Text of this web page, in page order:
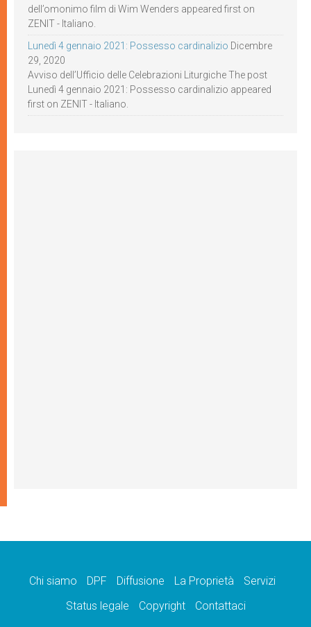
dell’omonimo film di Wim Wenders appeared first on
ZENIT - Italiano.
Lunedì 4 gennaio 2021: Possesso cardinalizio Dicembre
29, 2020
Avviso dell’Ufficio delle Celebrazioni Liturgiche The post
Lunedì 4 gennaio 2021: Possesso cardinalizio appeared
first on ZENIT - Italiano.
Chi siamo DPF Diffusione La Proprietà
Servizi
Status legale
Copyright Contattaci